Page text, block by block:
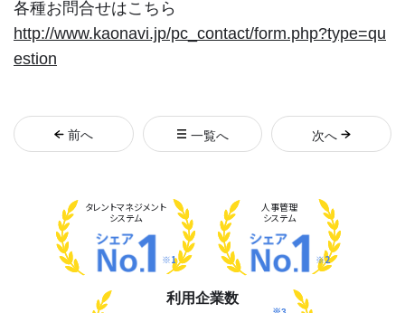
各種お問合せはこちら
http://www.kaonavi.jp/pc_contact/form.php?type=qu
estion
前へ 一覧へ 次へ
タレントマネジメント
システム
※1
人事管理
システム
※2
利用企業数
※3